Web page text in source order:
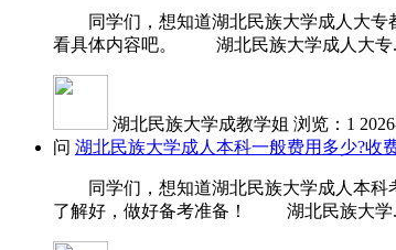
同学们，想知道湖北民族大学成人大专
看具体内容吧。 湖北民族大学成人大专
湖北民族大学成教学姐 浏览：1
问 湖北民族大学成人本科一般费用多少?收
同学们，想知道湖北民族大学成人本科
了解好，做好备考准备！ 湖北民族大学